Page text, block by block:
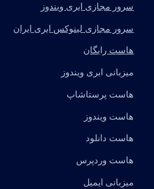
سرور مجازی ابری ویندوز
سرور مجازی لینوکس ابری ایران
هاست رایگان
میزبانی ابری ویندوز
هاست پرستاشاپ
هاست ویندوز
هاست دانلود
هاست وردپرس
میزبانی ایمیل